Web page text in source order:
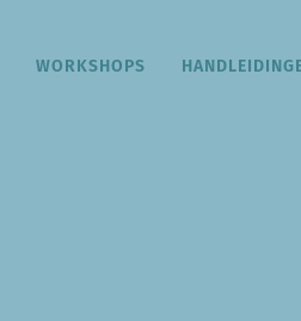
WORKSHOPS